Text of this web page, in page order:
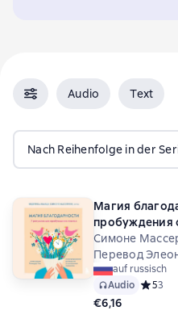
Audio Text
Nach Reihenfolge in der
Магия
пробуждения
Симоне
Перевод
auf russisch
Audio
53
€6,16